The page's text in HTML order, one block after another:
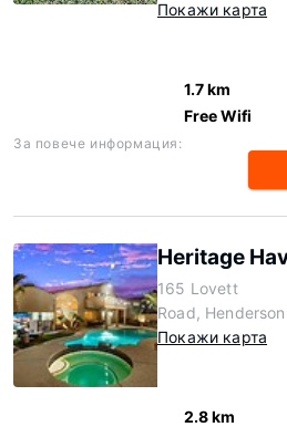
Покажи карта
1.7 km
Free Wifi
За повече информация:
Heritage
165 Lovett
Road,
Покажи карта
2.8 km